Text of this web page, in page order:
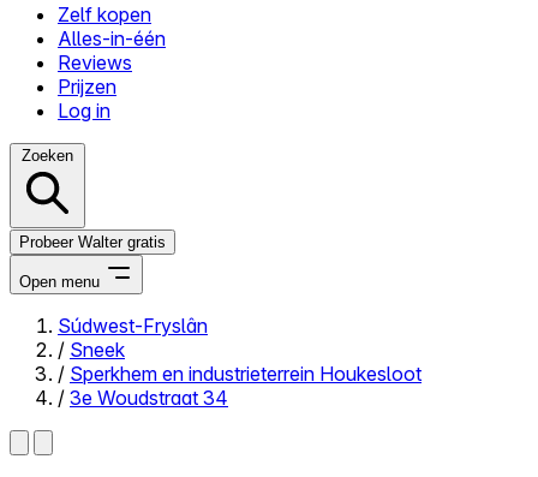
Zelf kopen
Alles-in-één
Reviews
Prijzen
Log in
Zoeken
Probeer Walter gratis
Open menu
Close menu
Súdwest-Fryslân
/ Sneek
/ Sperkhem en industrieterrein Houkesloot
/ 3e Woudstraat 34